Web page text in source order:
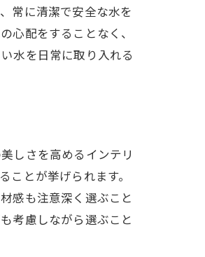
常に清潔で安全な水を
心配をすることなく、
水を日常に取り入れる
しさを高めるインテリ
とが挙げられます。
感も注意深く選ぶこと
考慮しながら選ぶこと